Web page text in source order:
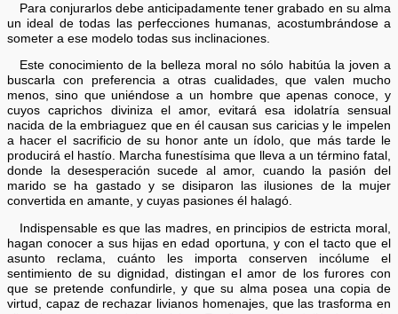
Para conjurarlos debe anticipadamente tener grabado en su alma
un ideal de todas las perfecciones humanas, acostumbrándose a
someter a ese modelo todas sus inclinaciones.
Este conocimiento de la belleza moral no sólo habitúa la joven a
buscarla con preferencia a otras cualidades, que valen mucho
menos, sino que uniéndose a un hombre que apenas conoce, y
cuyos caprichos diviniza el amor, evitará esa idolatría sensual
nacida de la embriaguez que en él causan sus caricias y le impelen
a hacer el sacrificio de su honor ante un ídolo, que más tarde le
producirá el hastío. Marcha funestísima que lleva a un término fatal,
donde la desesperación sucede al amor, cuando la pasión del
marido se ha gastado y se disiparon las ilusiones de la mujer
convertida en amante, y cuyas pasiones él halagó.
Indispensable es que las madres, en principios de estricta moral,
hagan conocer a sus hijas en edad oportuna, y con el tacto que el
asunto reclama, cuánto les importa conserven incólume el
sentimiento de su dignidad, distingan el amor de los furores con
que se pretende confundirle, y que su alma posea una copia de
virtud, capaz de rechazar livianos homenajes, que las trasforma en